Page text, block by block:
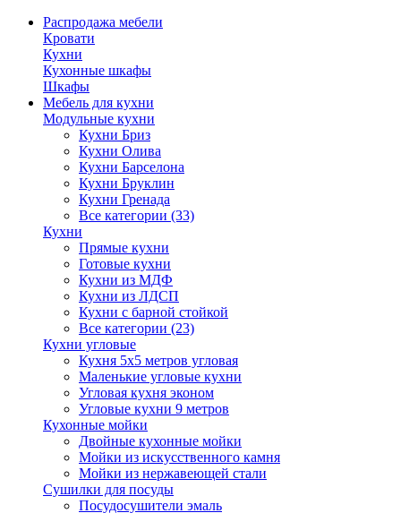
Распродажа мебели
Кровати
Кухни
Кухонные шкафы
Шкафы
Мебель для кухни
Модульные кухни
Кухни Бриз
Кухни Олива
Кухни Барселона
Кухни Бруклин
Кухни Гренада
Все категории (33)
Кухни
Прямые кухни
Готовые кухни
Кухни из МДФ
Кухни из ЛДСП
Кухни с барной стойкой
Все категории (23)
Кухни угловые
Кухня 5х5 метров угловая
Маленькие угловые кухни
Угловая кухня эконом
Угловые кухни 9 метров
Кухонные мойки
Двойные кухонные мойки
Мойки из искусственного камня
Мойки из нержавеющей стали
Сушилки для посуды
Посудосушители эмаль